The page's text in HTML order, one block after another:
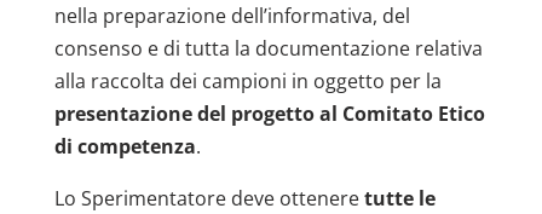
nella preparazione dell’informativa, del
consenso e di tutta la documentazione relativa
alla raccolta dei campioni in oggetto per la
presentazione del progetto al Comitato Etico
di competenza.
Lo Sperimentatore deve otteneretutte le